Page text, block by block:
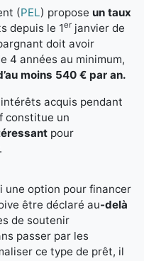
(PEL) propose un taux
depuis le 1er janvier de
doit avoir
4 années au minimum,
moins 540 € par an.
acquis pendant
constitue un
pour
une option pour financer
être déclaré au-delà
de soutenir
passer par les
ce type de prêt, il